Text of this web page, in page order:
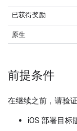
已获得奖励
原生
前提条件
在继续之前，请验
iOS 部署目标